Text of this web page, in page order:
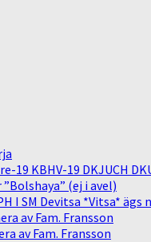
19 KBHV-19 DKJUCH
(ej i avel)
I SM Devitsa *Vitsa*
av Fam. Fransson
av Fam. Fransson